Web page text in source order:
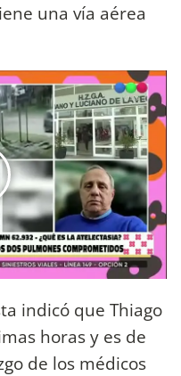
una vía aérea
indicó que Thiago
horas y es de
de los médicos